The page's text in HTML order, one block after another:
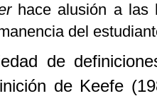
hace alusión a las
del
de
de Keefe